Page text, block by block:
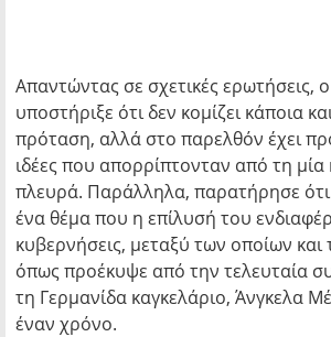
Απαντώντας σε σχετικές ερωτήσεις, ο
υποστήριξε ότι δεν κομίζει κάποια
πρόταση, αλλά στο παρελθόν έχει
ιδέες που απορρίπτονταν από τη
πλευρά. Παράλληλα, παρατήρησε ότι
ένα θέμα που η επίλυσή του
κυβερνήσεις, μεταξύ των οποίων και
όπως προέκυψε από την τελευταία
τη Γερμανίδα καγκελάριο, Άνγκελα
έναν χρόνο.